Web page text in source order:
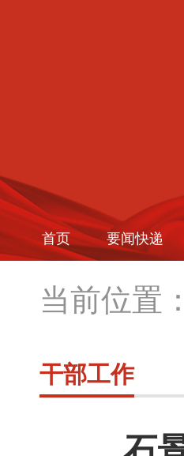
首页 要闻快递
当前位置：
干部工作